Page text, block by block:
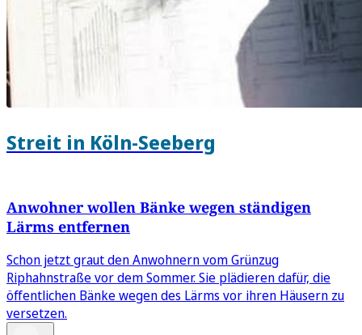
Streit in Köln-Seeberg
Anwohner wollen Bänke wegen ständigen
Lärms entfernen
Schon jetzt graut den Anwohnern vom Grünzug
Riphahnstraße vor dem Sommer. Sie plädieren dafür, die
öffentlichen Bänke wegen des Lärms vor ihren Häusern zu
versetzen.